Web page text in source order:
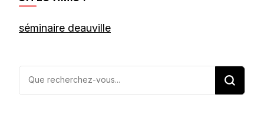
séminaire deauville
Vous